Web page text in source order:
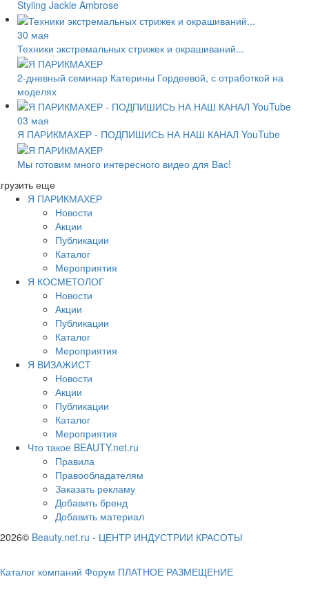
Styling Jackie Ambrose
30 мая
Техники экстремальных стрижек и окрашиваний...
2-дневный семинар Катерины Гордеевой, с отработкой на
моделях
03 мая
Я ПАРИКМАХЕР - ПОДПИШИСЬ НА НАШ КАНАЛ YouTube
Мы готовим много интересного видео для Вас!
еще
Я ПАРИКМАХЕР
Новости
Акции
Публикации
Каталог
Мероприятия
Я КОСМЕТОЛОГ
Новости
Акции
Публикации
Каталог
Мероприятия
Я ВИЗАЖИСТ
Новости
Акции
Публикации
Каталог
Мероприятия
Что такое BEAUTY.net.ru
Правила
Правообладателям
Заказать рекламу
Добавить бренд
Добавить материал
2026© Beauty.net.ru - ЦЕНТР ИНДУСТРИИ КРАСОТЫ
Каталог компаний Форум ПЛАТНОЕ РАЗМЕЩЕНИЕ